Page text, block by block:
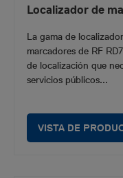
Localizador de
La gama de
marcadores de RF
de localización que
servicios públicos...
VISTA DE